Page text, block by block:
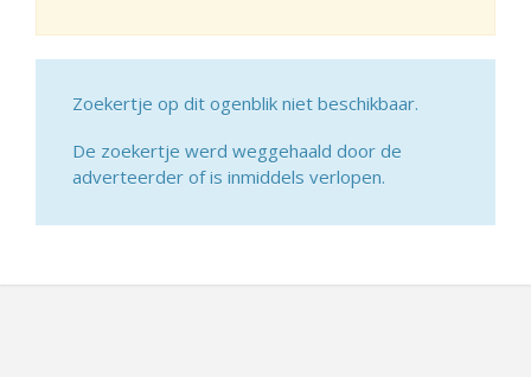
Zoekertje op dit ogenblik niet beschikbaar.
De zoekertje werd weggehaald door de
adverteerder of is inmiddels verlopen.